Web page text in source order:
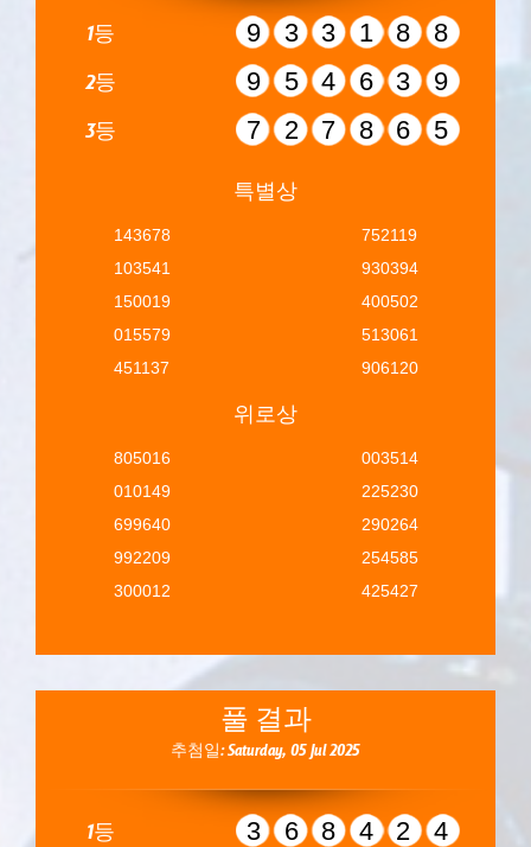
1등 933188
2등 954639
3등 727865
특별상
143678
103541
150019
015579
451137
752119
930394
400502
513061
906120
위로상
805016
010149
699640
992209
300012
003514
225230
290264
254585
425427
풀 결과
추첨일: Saturday, 05 Jul 2025
1등 368424